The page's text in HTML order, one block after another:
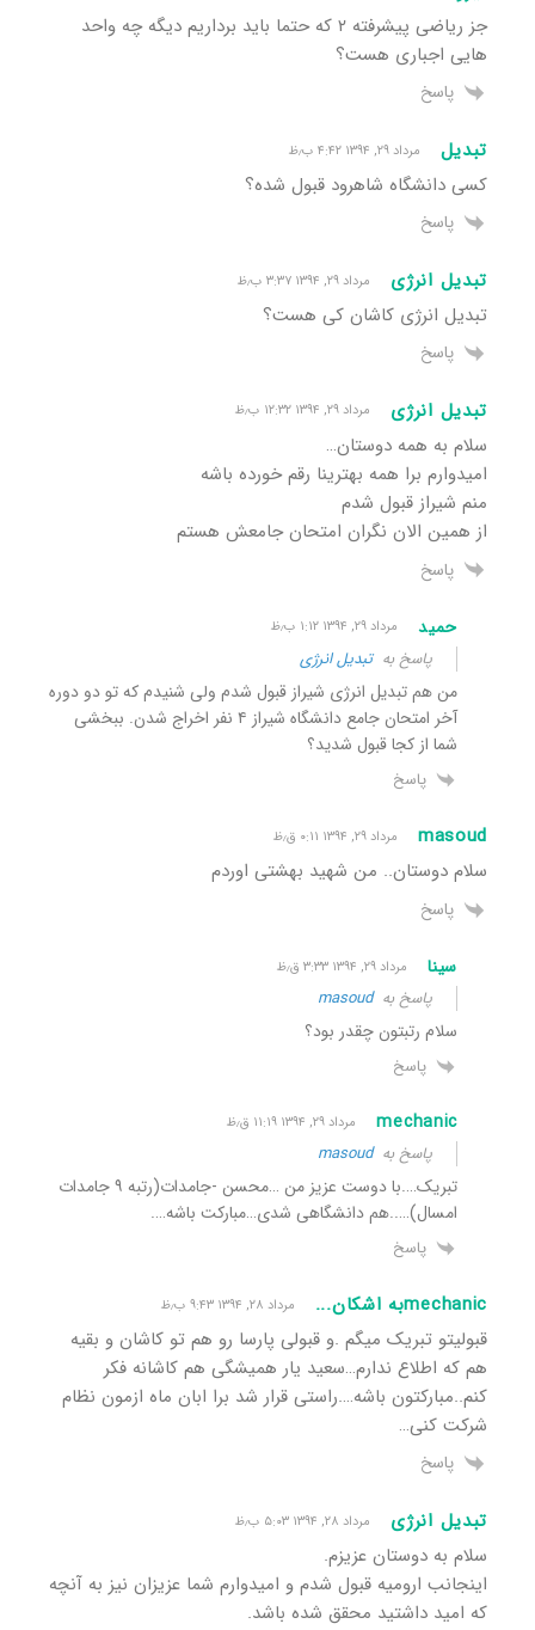
جز ریاضی پیشرفته ۲ که حتما باید برداریم دیگه چه واحد
هایی اجباری هست؟
پاسخ
تبدیل مرداد ۲۹, ۱۳۹۴ ۴:۴۲ ب٫ظ
کسی دانشگاه شاهرود قبول شده؟
پاسخ
تبدیل انرژی مرداد ۲۹, ۱۳۹۴ ۳:۳۷ ب٫ظ
تبدیل انرژی کاشان کی هست؟
پاسخ
تبدیل انرژی مرداد ۲۹, ۱۳۹۴ ۱۲:۳۲ ب٫ظ
سلام به همه دوستان…
امیدوارم برا همه بهترینا رقم خورده باشه
منم شیراز قبول شدم
از همین الان نگران امتحان جامعش هستم
پاسخ
حمید مرداد ۲۹, ۱۳۹۴ ۱:۱۲ ب٫ظ
پاسخ بهتبدیل انرژی
من هم تبدیل انرژی شیراز قبول شدم ولی شنیدم که تو دو دوره
آخر امتحان جامع دانشگاه شیراز ۴ نفر اخراج شدن. ببخشی
شما از کجا قبول شدید؟
پاسخ
masoud مرداد ۲۹, ۱۳۹۴ ۰:۱۱ ق٫ظ
سلام دوستان.. من شهید بهشتی اوردم
پاسخ
سینا مرداد ۲۹, ۱۳۹۴ ۳:۳۳ ق٫ظ
پاسخ بهmasoud
سلام رتبتون چقدر بود؟
پاسخ
mechanic مرداد ۲۹, ۱۳۹۴ ۱۱:۱۹ ق٫ظ
پاسخ بهmasoud
تبریک….با دوست عزیز من …محسن -جامدات(رتبه ۹ جامدات
امسال)…..هم دانشگاهی شدی…مبارکت باشه….
پاسخ
mechanicبه اشکان... مرداد ۲۸, ۱۳۹۴ ۹:۴۳ ب٫ظ
قبولیتو تبریک میگم .و قبولی پارسا رو هم تو کاشان و بقیه
هم که اطلاع ندارم…سعید یار همیشگی هم کاشانه فکر
کنم..مبارکتون باشه….راستی قرار شد برا ابان ماه ازمون نظام
شرکت کنی…
پاسخ
تبدیل انرژی مرداد ۲۸, ۱۳۹۴ ۵:۰۳ ب٫ظ
سلام به دوستان عزیزم.
اینجانب ارومیه قبول شدم و امیدوارم شما عزیزان نیز به آنچه
که امید داشتید محقق شده باشد.